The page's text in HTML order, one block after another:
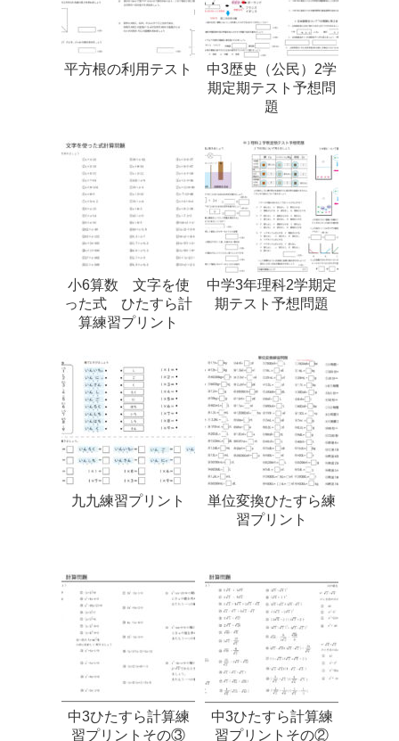
平方根の利用テスト
中3歴史（公民）2学
期定期テスト予想問
題
小6算数 文字を使
った式 ひたすら計
算練習プリント
中学3年理科2学期定
期テスト予想問題
九九練習プリント
単位変換ひたすら練
習プリント
中3ひたすら計算練
習プリントその③
中3ひたすら計算練
習プリントその②